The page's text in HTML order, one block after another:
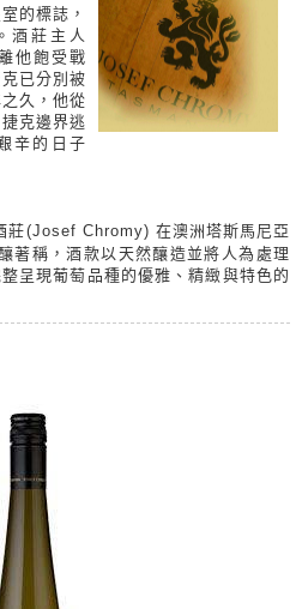
的標誌，
酒莊主人
他飽受戰
已分別被
久，他從
克邊界逃
辛的日子
莊(Josef Chromy) 在澳洲塔斯馬尼亞
著稱，酒款以天然釀造並將人為處理
呈現葡萄品種的優雅、精緻與特色的